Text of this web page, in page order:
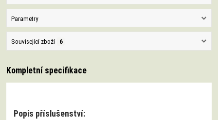
Parametry
Související zboží 6
Kompletní specifikace
Popis příslušenství: